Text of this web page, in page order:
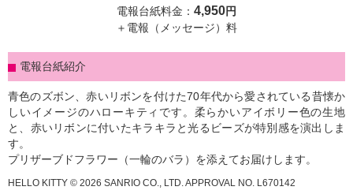
電報コラム
ご利用ガイド
パソコンサイトはこちら
電報台紙料金： 4,950 円
＋電報（メッセージ）料
電報台紙紹介
青色のズボン、赤いリボンを付けた70年代から愛されている昔懐か
しいイメージのハローキティです。柔らかいアイボリー色の生地
と、赤いリボンに付いたキラキラと光るビーズが特別感を演出しま
す。
プリザーブドフラワー（一輪のバラ）を添えてお届けします。
HELLO KITTY © 2026 SANRIO CO., LTD. APPROVAL NO. L670142